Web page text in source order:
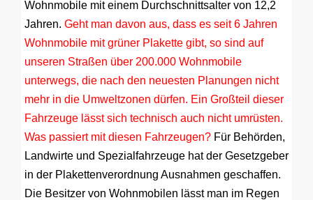
Wohnmobile mit einem Durchschnittsalter von 12,2
Jahren. Geht man davon aus, dass es seit 6 Jahren
Wohnmobile mit grüner Plakette gibt, so sind auf
unseren Straßen über 200.000 Wohnmobile
unterwegs, die nach den neuesten Planungen nicht
mehr in die Umweltzonen dürfen. Ein Großteil dieser
Fahrzeuge lässt sich technisch auch nicht umrüsten.
Was passiert mit diesen Fahrzeugen? Für Behörden,
Landwirte und Spezialfahrzeuge hat der Gesetzgeber
in der Plakettenverordnung Ausnahmen geschaffen.
Die Besitzer von Wohnmobilen lässt man im Regen